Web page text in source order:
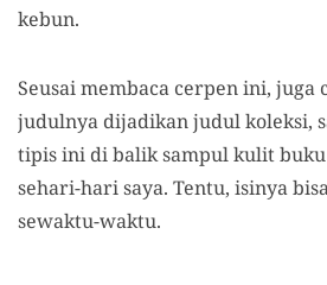
kebun.
Seusai membaca cerpen ini, juga
judulnya dijadikan judul koleksi,
tipis ini di balik sampul kulit
sehari-hari saya. Tentu, isinya
sewaktu-waktu.